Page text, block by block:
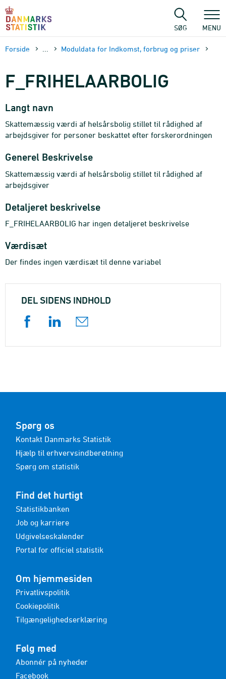
sidens
SØG MENU
Forside Moduldata for Indkomst, forbrug og priser
F_FRIHELAARBOLIG
Langt navn
Skattemæssig værdi af helsårsbolig stillet til rådighed af
arbejdsgiver for personer beskattet efter forskerordningen
Generel Beskrivelse
Skattemæssig værdi af helsårsbolig stillet til rådighed af
arbejdsgiver
Detaljeret beskrivelse
F_FRIHELAARBOLIG har ingen detaljeret beskrivelse
Værdisæt
Der findes ingen værdisæt til denne variabel
DEL SIDENS INDHOLD
Spørg os
Kontakt Danmarks Statistik
Hjælp til erhvervsindberetning
Spørg om statistik
Find det hurtigt
Statistikbanken
Job og karriere
Udgivelseskalender
Portal for officiel statistik
Om hjemmesiden
Privatlivspolitik
Cookiepolitik
Tilgængelighedserklæring
Følg med
Abonnér på nyheder
Facebook